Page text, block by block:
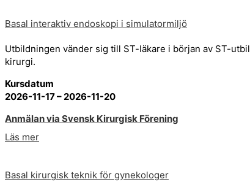
Basal interaktiv endoskopi i simulatormiljö
Utbildningen vänder sig till ST-läkare i början av ST-
kirurgi.
Kursdatum
2026-11-17 – 2026-11-20
Anmälan via Svensk Kirurgisk Förening
Läs mer
Basal kirurgisk teknik för gynekologer